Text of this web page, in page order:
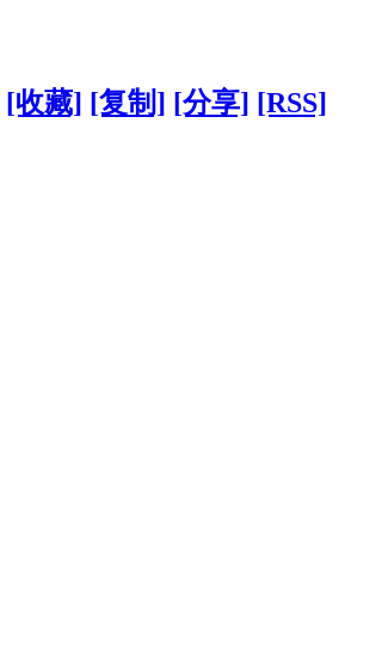
[收藏] [复制] [分享] [RSS]